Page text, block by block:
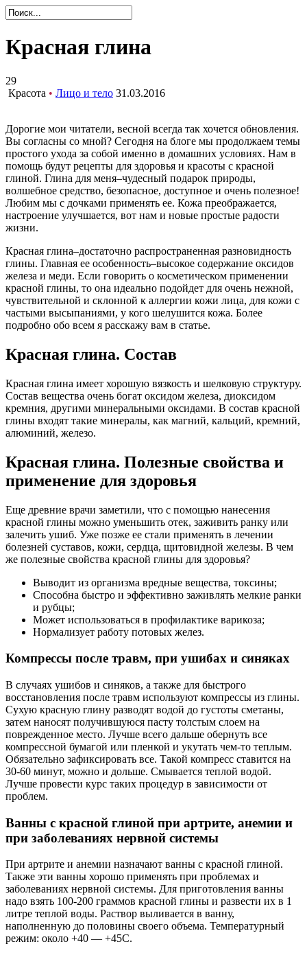
Красная глина
29
Красота • Лицо и тело 31.03.2016
Дорогие мои читатели, весной всегда так хочется обновления.
Вы согласны со мной? Сегодня на блоге мы продолжаем темы
простого ухода за собой именно в домашних условиях. Нам в
помощь будут рецепты для здоровья и красоты с красной
глиной. Глина для меня–чудесный подарок природы,
волшебное средство, безопасное, доступное и очень полезное!
Любим мы с дочками применять ее. Кожа преображается,
настроение улучшается, вот нам и новые простые радости
жизни.
Красная глина–достаточно распространенная разновидность
глины. Главная ее особенность–высокое содержание оксидов
железа и меди. Если говорить о косметическом применении
красной глины, то она идеально подойдет для очень нежной,
чувствительной и склонной к аллергии кожи лица, для кожи с
частыми высыпаниями, у кого шелушится кожа. Более
подробно обо всем я расскажу вам в статье.
Красная глина. Состав
Красная глина имеет хорошую вязкость и шелковую структуру.
Состав вещества очень богат оксидом железа, диоксидом
кремния, другими минеральными оксидами. В состав красной
глины входят такие минералы, как магний, кальций, кремний,
алюминий, железо.
Красная глина. Полезные свойства и
применение для здоровья
Еще древние врачи заметили, что с помощью нанесения
красной глины можно уменьшить отек, заживить ранку или
залечить ушиб. Уже позже ее стали применять в лечении
болезней суставов, кожи, сердца, щитовидной железы. В чем
же полезные свойства красной глины для здоровья?
Выводит из организма вредные вещества, токсины;
Способна быстро и эффективно заживлять мелкие ранки
и рубцы;
Может использоваться в профилактике варикоза;
Нормализует работу потовых желез.
Компрессы после травм, при ушибах и синяках
В случаях ушибов и синяков, а также для быстрого
восстановления после травм используют компрессы из глины.
Сухую красную глину разводят водой до густоты сметаны,
затем наносят получившуюся пасту толстым слоем на
поврежденное место. Лучше всего дальше обернуть все
компрессной бумагой или пленкой и укутать чем-то теплым.
Обязательно зафиксировать все. Такой компресс ставится на
30-60 минут, можно и дольше. Смывается теплой водой.
Лучше провести курс таких процедур в зависимости от
проблем.
Ванны с красной глиной при артрите, анемии и
при заболеваниях нервной системы
При артрите и анемии назначают ванны с красной глиной.
Также эти ванны хорошо применять при проблемах и
заболеваниях нервной системы. Для приготовления ванны
надо взять 100-200 граммов красной глины и развести их в 1
литре теплой воды. Раствор выливается в ванну,
наполненную до половины своего объема. Температурный
режим: около +40 — +45С.